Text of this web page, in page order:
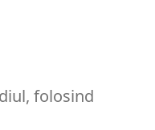
folosind